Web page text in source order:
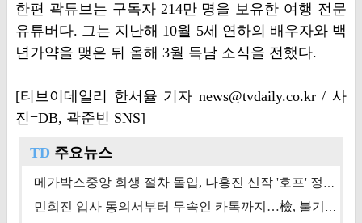
한편 곽튜브는 구독자 214만 명을 보유한 여행 전문
유튜버다. 그는 지난해 10월 5세 연하의 배우자와 백
년가약을 맺은 뒤 올해 3월 득남 소식을 전했다.
[티브이데일리 한서율 기자 news@tvdaily.co.kr / 사
진=DB, 곽준빈 SNS]
TD 주요뉴스
메가박스중앙 회생 절차 돌입, 나홍진 신작 '호프' 정상 개봉에 쏠린 시선 [상반기 결산 기획]
민희진 입사 동의서부터 무속인 카톡까지…檢, 불기소 처분 근거들 [이슈&톡]